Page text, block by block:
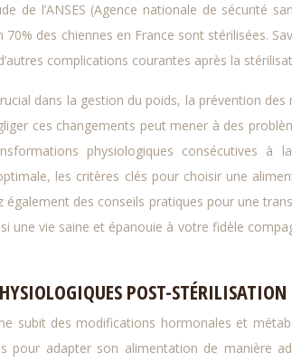
de l’ANSES (Agence nationale de sécurité
70% des chiennes en France sont stérilisées.
complications courantes après la
dans la gestion du poids, la prévention
ces changements peut mener à des
physiologiques consécutives à
les critères clés pour choisir une
des conseils pratiques pour une
une vie saine et épanouie à votre fidèle
POST-STÉRILISATION
subit des modifications hormonales et
pour adapter son alimentation de manière